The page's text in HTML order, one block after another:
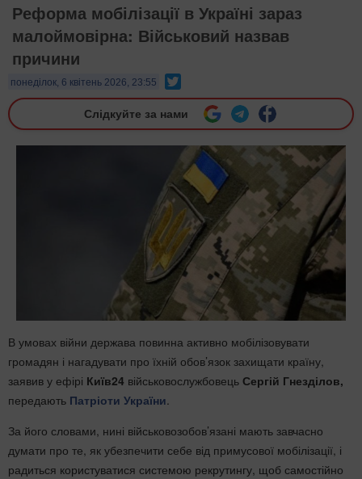
Реформа мобілізації в Україні зараз
малоймовірна: Військовий назвав
причини
понеділок, 6 квітень 2026, 23:55
Слідкуйте за нами
В умовах війни держава повинна активно мобілізовувати
громадян і нагадувати про їхній обов’язок захищати країну,
заявив у ефірі Київ24 військовослужбовець Сергій Гнезділов,
передають Патріоти України
За його словами, нині військовозобов’язані мають завчасно
думати про те, як убезпечити себе від примусової мобілізації, і
радиться користуватися системою рекрутингу, щоб самостійно